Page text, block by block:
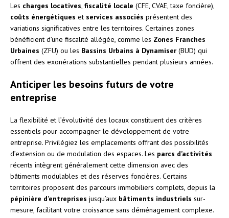
Les charges locatives fiscalité locale (CFE, CVAE, taxe foncière),
coûts énergétiques et services associés présentent des
variations significatives entre les territoires. Certaines zones
bénéficient d’une fiscalité allégée, comme les Zones Franches
Urbaines (ZFU) ou les Bassins Urbains à Dynamiser (BUD) qui
offrent des exonérations substantielles pendant plusieurs années.
Anticiper les besoins futurs de votre
entreprise
La flexibilité et l’évolutivité des locaux constituent des critères
essentiels pour accompagner le développement de votre
entreprise. Privilégiez les emplacements offrant des possibilités
d’extension ou de modulation des espaces. Les parcs d’activités
récents intègrent généralement cette dimension avec des
bâtiments modulables et des réserves foncières. Certains
territoires proposent des parcours immobiliers complets, depuis la
pépinière d’entreprises jusqu’aux bâtiments industriels sur-
mesure, facilitant votre croissance sans déménagement complexe.